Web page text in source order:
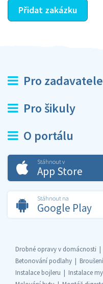
Přidat zakázku
Pro zadavatele
Pro šikuly
O portálu
Stáhnout v
App Store
Stáhnout na
Google Play
Drobné opravy v domácnosti
Betonování podlahy
Instalace bojleru
Instalace